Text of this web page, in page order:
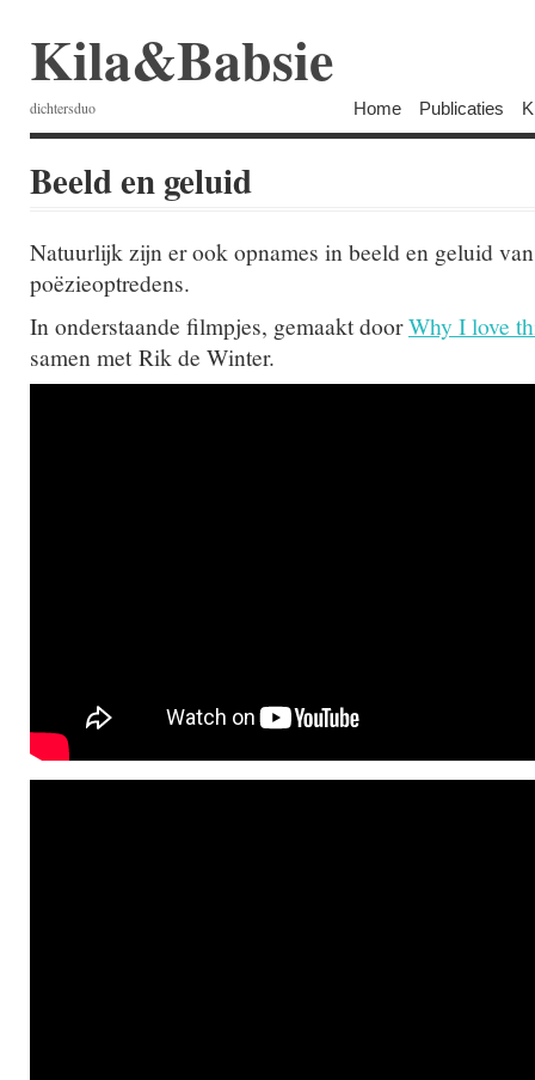
Kila&Babsie
dichtersduo Home Publicaties
Beeld en geluid
Natuurlijk zijn er ook opnames in beeld en geluid
poëzieoptredens.
In onderstaande filmpjes, gemaakt doorWhy I love
samen met Rik de Winter.